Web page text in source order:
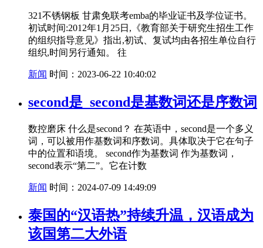
321不锈钢板 甘肃免联考emba的毕业证书及学位证书。
初试时间:2012年1月25日,《教育部关于研究生招生工作
的组织指导意见》指出,初试、复试均由各招生单位自行
组织,时间另行通知。 往
新闻 时间：2023-06-22 10:40:02
second是_second是基数词还是序数词
数控磨床 什么是second？ 在英语中，second是一个多义
词，可以被用作基数词和序数词。具体取决于它在句子
中的位置和语境。 second作为基数词 作为基数词，
second表示“第二”。它在计数
新闻 时间：2024-07-09 14:49:09
泰国的“汉语热”持续升温，汉语成为
该国第二大外语